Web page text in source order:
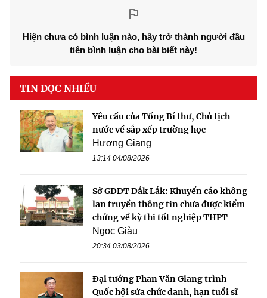
Hiện chưa có bình luận nào, hãy trở thành người đầu
tiên bình luận cho bài biết này!
TIN ĐỌC NHIỀU
Yêu cầu của Tổng Bí thư, Chủ tịch
nước về sắp xếp trường học
Hương Giang
13:14 04/08/2026
Sở GDĐT Đắk Lắk: Khuyến cáo không
lan truyền thông tin chưa được kiểm
chứng về kỳ thi tốt nghiệp THPT
Ngọc Giàu
20:34 03/08/2026
Đại tướng Phan Văn Giang trình
Quốc hội sửa chức danh, hạn tuổi sĩ